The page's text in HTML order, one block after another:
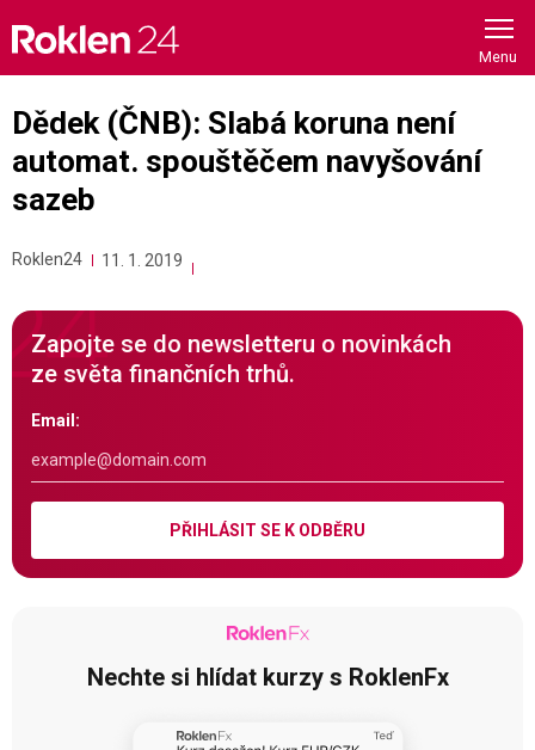
content
Dědek (ČNB): Slabá koruna není
automat. spouštěčem navyšování
sazeb
Roklen24 11. 1. 2019
Zapojte se do newsletteru o novinkách
ze světa finančních trhů.
Email:
PŘIHLÁSIT SE K ODBĚRU
Nechte si hlídat kurzy s RoklenFx